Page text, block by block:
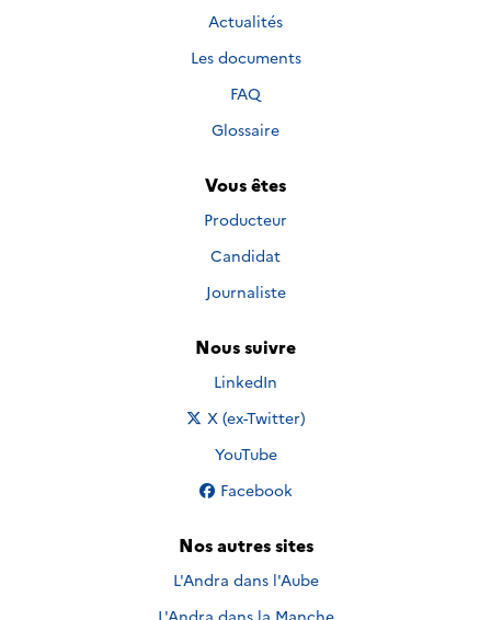
Actualités
Les documents
FAQ
Glossaire
Vous êtes
Producteur
Candidat
Journaliste
Nous suivre
Nous suivre sur
LinkedIn
Nous suivre sur
X (ex-Twitter)
Nous suivre sur
YouTube
Nous suivre sur
Facebook
Nos autres sites
L'Andra dans l'Aube